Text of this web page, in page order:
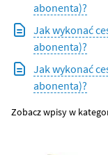
abonenta)?
Jak wykonać
abonenta)?
Jak wykonać
abonenta)?
Zobacz wpisy w